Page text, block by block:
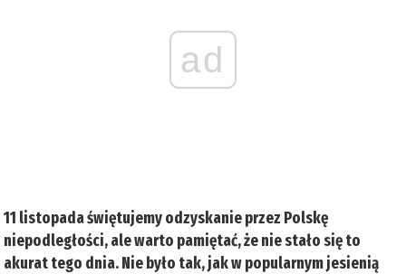
ad
11 listopada świętujemy odzyskanie przez Polskę
niepodległości, ale warto pamiętać, że nie stało się to
akurat tego dnia. Nie było tak, jak w popularnym jesienią